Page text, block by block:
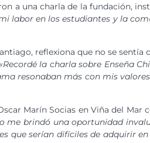
a una charla de la fundación,
labor en los estudiantes y la
reflexiona que no se
la charla sobre Enseña
resonaban más con mis
Marín Socias en Viña del Mar
me brindó una oportunidad
que serían difíciles de adquirir